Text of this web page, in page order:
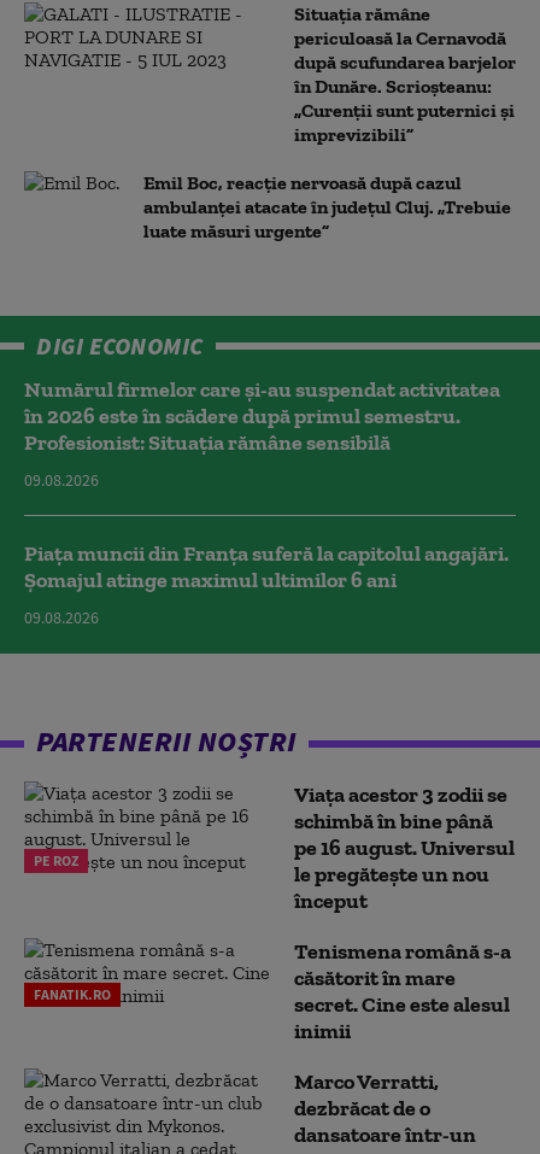
Situația rămâne
periculoasă la Cernavodă
după scufundarea barjelor
în Dunăre. Scrioșteanu:
„Curenții sunt puternici și
imprevizibili”
Emil Boc, reacție nervoasă după cazul
ambulanței atacate în județul Cluj. „Trebuie
luate măsuri urgente”
DIGI ECONOMIC
Numărul firmelor care și-au suspendat activitatea
în 2026 este în scădere după primul semestru.
Profesionist: Situația rămâne sensibilă
09.08.2026
Piața muncii din Franța suferă la capitolul angajări.
Șomajul atinge maximul ultimilor 6 ani
09.08.2026
PARTENERII NOȘTRI
PE ROZ
Viața acestor 3 zodii se
schimbă în bine până
pe 16 august. Universul
le pregătește un nou
început
FANATIK.RO
Tenismena română s-a
căsătorit în mare
secret. Cine este alesul
inimii
Marco Verratti,
dezbrăcat de o
dansatoare într-un